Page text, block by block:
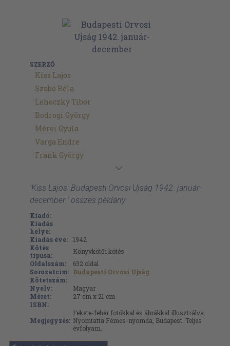
SZERZŐ
Kiss Lajos
Szabó Béla
Lehoczky Tibor
Bodrogi György
Mérei Gyula
Varga Endre
Frank György
'Kiss Lajos: Budapesti Orvosi Ujság 1942. január-
december ' összes példány
Kiadó:
Kiadás
helye:
Kiadás éve:
1942
Kötés
típusa:
Könyvkötői kötés
Oldalszám:
632 oldal
Sorozatcím: Budapesti Orvosi Ujság
Kötetszám:
Nyelv:
Magyar
Méret:
27 cm x 21 cm
ISBN:
Megjegyzés:
Fekete-fehér fotókkal és ábrákkal illusztrálva.
Nyomtatta Fémes-nyomda, Budapest. Teljes
évfolyam.